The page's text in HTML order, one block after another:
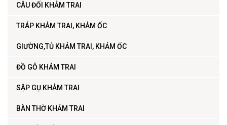
CÂU ĐỐI KHẢM TRAI
TRÁP KHẢM TRAI, KHẢM ỐC
GIƯỜNG,TỦ KHẢM TRAI, KHẢM ỐC
ĐỒ GỖ KHẢM TRAI
SẬP GỤ KHẢM TRAI
BÀN THỜ KHẢM TRAI